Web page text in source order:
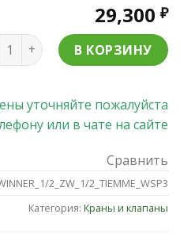
29,300 ₽
товара Комплект
В КОРЗИНУ
уточняйте пожалуйста
или в чате на сайте
Сравнить
2_ZW_1/2_TIEMME_WSP3
Категория: Краны и клапаны